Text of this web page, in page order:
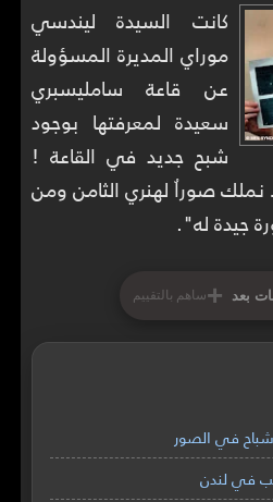
كانت السيدة ليندسي
موراي المديرة المسؤولة
عن قاعة سامليسبري
سعيدة لمعرفتها بوجود
شبح جديد في القاعة !
صوراُ لهنري الثامن ومن
جيدة له".
بعد +ساهم بالتقييم
في الصور
في لندن